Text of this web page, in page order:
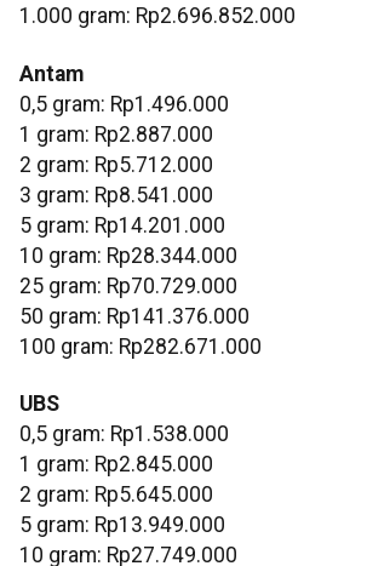
‎1.000 gram: Rp2.696.852.000
Antam
0,5 gram: Rp1.496.000
‎1 gram: Rp2.887.000
‎2 gram: Rp5.712.000
3 gram: Rp8.541.000
‎5 gram: Rp14.201.000
10 gram: Rp28.344.000
‎25 gram: Rp70.729.000
‎50 gram: Rp141.376.000
‎100 gram: Rp282.671.000
UBS
0,5 gram: Rp1.538.000
‎1 gram: Rp2.845.000
‎2 gram: Rp5.645.000
‎5 gram: Rp13.949.000
10 gram: Rp27.749.000